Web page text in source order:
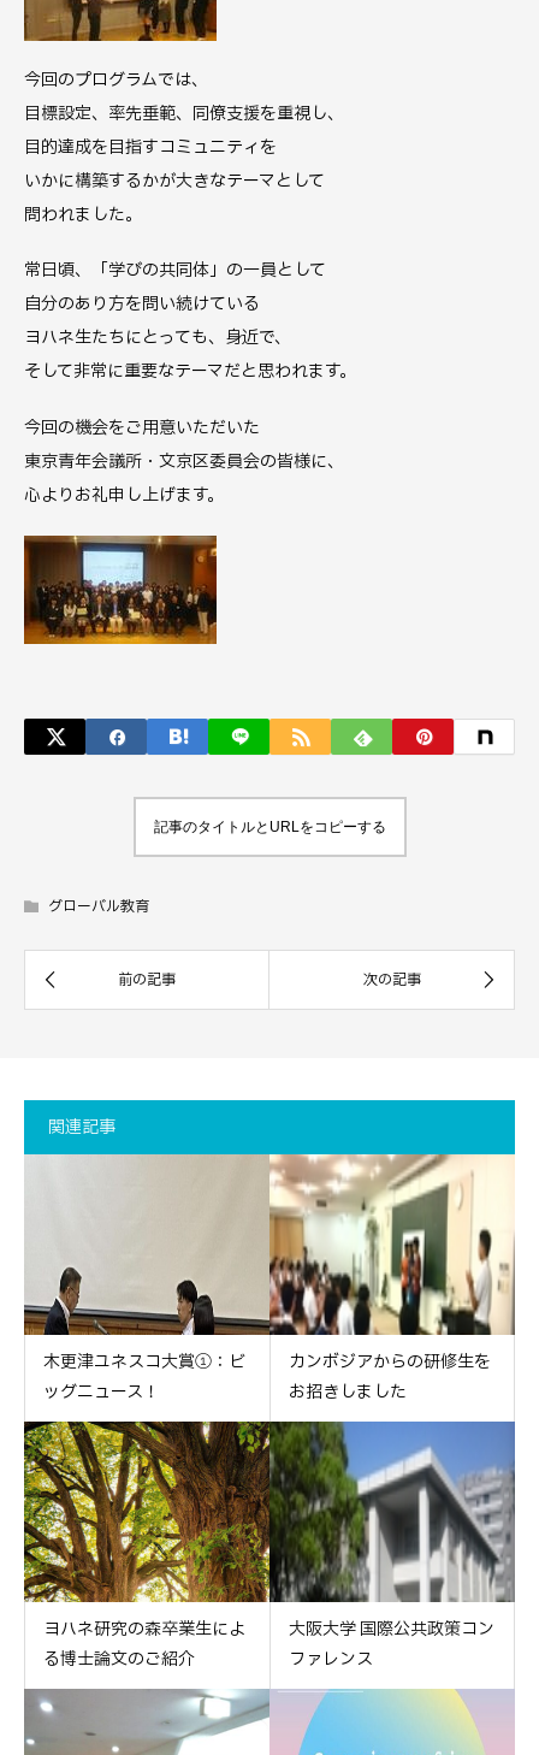
今回のプログラムでは、
目標設定、率先垂範、同僚支援を重視し、
目的達成を目指すコミュニティを
いかに構築するかが大きなテーマとして
問われました。
常日頃、「学びの共同体」の一員として
自分のあり方を問い続けている
ヨハネ生たちにとっても、身近で、
そして非常に重要なテーマだと思われます。
今回の機会をご用意いただいた
東京青年会議所・文京区委員会の皆様に、
心よりお礼申し上げます。
記事のタイトルとURLをコピーする
グローバル教育
関連記事
木更津ユネスコ大賞①：ビ
ッグニュース！
カンボジアからの研修生を
お招きしました
ヨハネ研究の森卒業生によ
る博士論文のご紹介
大阪大学 国際公共政策コン
ファレンス